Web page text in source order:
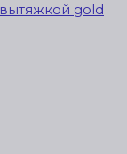
gold